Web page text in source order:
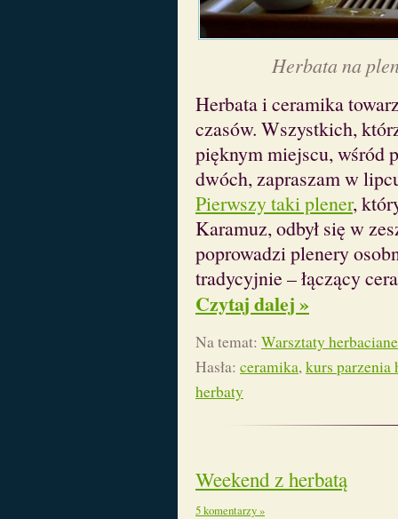
Herbata na
Herbata i ceramika
czasów. Wszystkich,
pięknym miejscu, wśród
dwóch, zapraszam w
Pierwszy taki plener,
Karamuz, odbył się w
poprowadzi plenery
tradycyjnie – łączący
Czytaj dalej »
Na temat: Warsztaty herbaciane
Hasła: ceramika,kurs parzenia
herbaty
Weekend z herbatą
5 komentarzy »